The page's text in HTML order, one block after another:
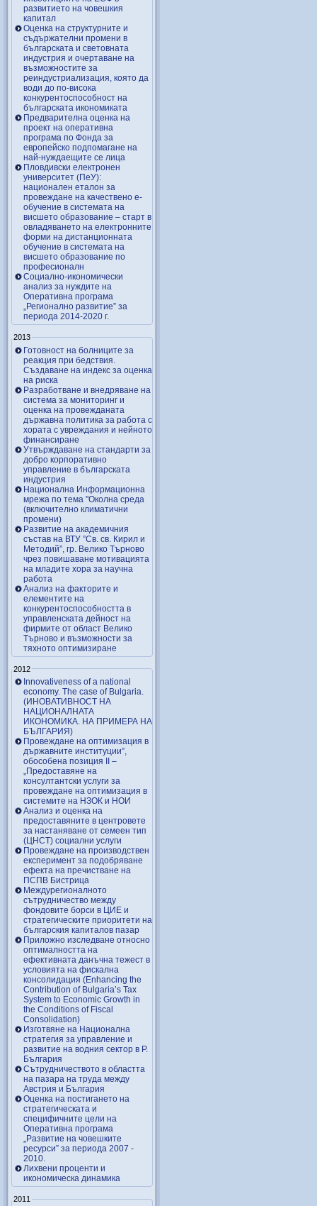
развитието на човешкия
капитал
Оценка на структурните и
съдържателни промени в
българската и световната
индустрия и очертаване на
възможностите за
реиндустриализация, която да
води до по-висока
конкурентоспособност на
българската икономиката
Предварителна оценка на
проект на оперативна
програма по Фонда за
европейско подпомагане на
най-нуждаещите се лица
Пловдивски електронен
университет (ПеУ):
национален еталон за
провеждане на качествено е-
обучение в системата на
висшето образование – старт в
овладяването на електронните
форми на дистанционната
обучение в системата на
висшето образование по
професионалн
Социално-икономически
анализ за нуждите на
Оперативна програма
„Регионално развитие” за
периода 2014-2020 г.
2013
Готовност на болниците за
реакция при бедствия.
Създаване на индекс за оценка
на риска
Разработване и внедряване на
система за мониторинг и
оценка на провежданата
държавна политика за работа с
хората с увреждания и нейното
финансиране
Утвърждаване на стандарти за
добро корпоративно
управление в българската
индустрия
Национална Информационна
мрежа по тема "Околна среда
(включително климатични
промени)
Развитие на академичния
състав на ВТУ ”Св. св. Кирил и
Методий”, гр. Велико Търново
чрез повишаване мотивацията
на младите хора за научна
работа
Анализ на факторите и
елементите на
конкурентоспособността в
управленската дейност на
фирмите от област Велико
Търново и възможности за
тяхното оптимизиране
2012
Innovativeness of a national
economy. The case of Bulgaria.
(ИНОВАТИВНОСТ НА
НАЦИОНАЛНАТА
ИКОНОМИКА. НА ПРИМЕРА НА
БЪЛГАРИЯ)
Провеждане на оптимизация в
държавните институции”,
обособена позиция ІІ –
„Предоставяне на
консултантски услуги за
провеждане на оптимизация в
системите на НЗОК и НОИ
Анализ и оценка на
предоставяните в центровете
за настаняване от семеен тип
(ЦНСТ) социални услуги
Провеждане на производствен
експеримент за подобряване
ефекта на пречистване на
ПСПВ Бистрица
Междурегионалното
сътрудничество между
фондовите борси в ЦИЕ и
стратегическите приоритети на
българския капиталов пазар
Приложно изследване относно
оптималността на
ефективната данъчна тежест в
условията на фискална
консолидация (Enhancing the
Contribution of Bulgaria’s Tax
System to Economic Growth in
the Conditions of Fiscal
Consolidation)
Изготвяне на Национална
стратегия за управление и
развитие на водния сектор в Р.
България
Сътрудничеството в областта
на пазара на труда между
Австрия и България
Оценка на постигането на
стратегическата и
специфичните цели на
Оперативна програма
„Развитие на човешките
ресурси” за периода 2007 ‑
2010.
Лихвени проценти и
икономическа динамика
2011